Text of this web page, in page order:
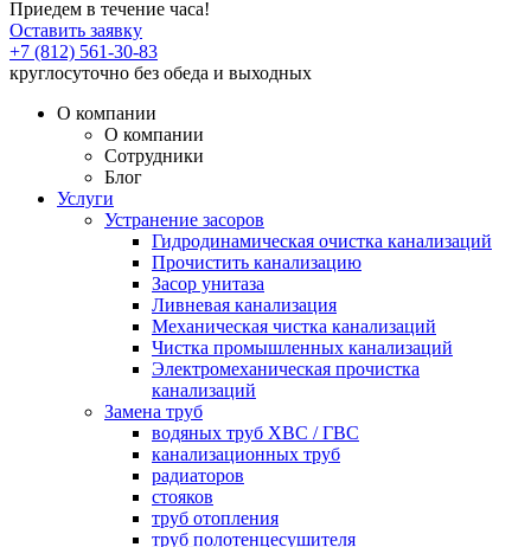
Приедем в течение часа!
Оставить заявку
+7 (812) 561-30-83
круглосуточно без обеда и выходных
О компании
О компании
Сотрудники
Блог
Услуги
Устранение засоров
Гидродинамическая очистка канализаций
Прочистить канализацию
Засор унитаза
Ливневая канализация
Механическая чистка канализаций
Чистка промышленных канализаций
Электромеханическая прочистка
канализаций
Замена труб
водяных труб ХВС / ГВС
канализационных труб
радиаторов
стояков
труб отопления
труб полотенцесушителя